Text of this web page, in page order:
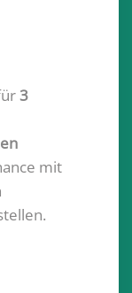
3
mit